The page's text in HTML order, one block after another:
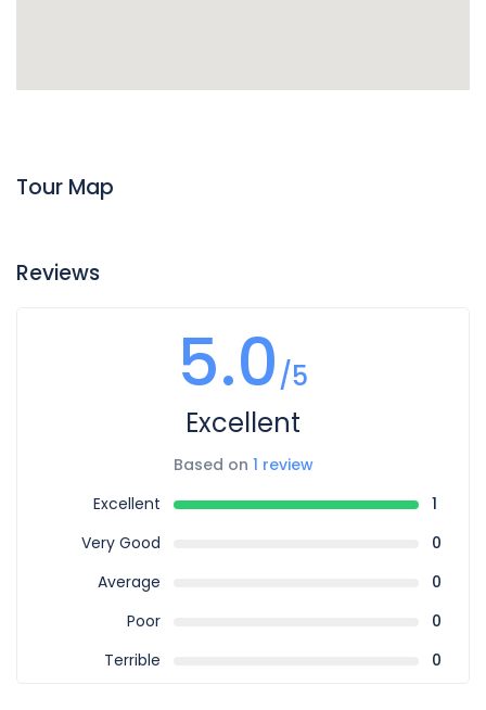
Tour Map
Reviews
5.0/5
Excellent
Based on 1 review
Excellent
1
Very Good
0
Average
0
Poor
0
Terrible
0